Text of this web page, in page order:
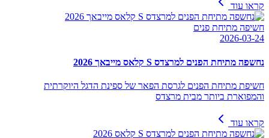
קראו עוד
חשיפה מתיחת פנים
2026-03-24
נחשפה מתיחת הפנים למרצדס S קלאס מייבאך 2026
חשיפת מתיחת הפנים לגרסת הפאר של ספינת הדגל היוקרתית
והמפוארת ביותר מבית מרצדס
קראו עוד